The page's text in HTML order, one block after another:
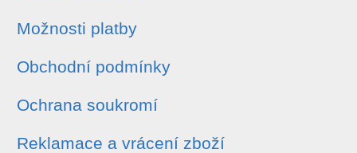
Možnosti platby
Obchodní podmínky
Ochrana soukromí
Reklamace a vrácení zboží